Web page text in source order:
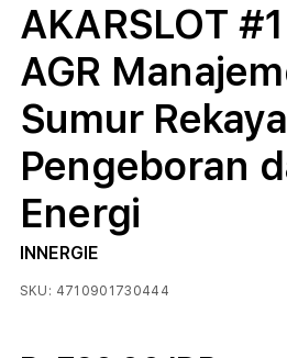
AKARSLOT
AGR
Sumur
Pengeboran
Energi
INNERGIE
SKU: 4710901730444